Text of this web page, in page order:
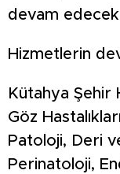
devam
Hizmetlerin
Kütahya Şehir
Göz
Patoloji, Deri
Perinatoloji,